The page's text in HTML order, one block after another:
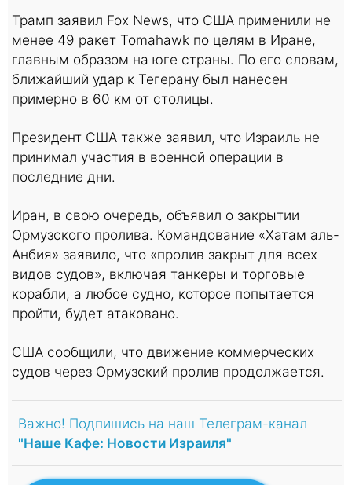
Трамп заявил Fox News, что США применили не
менее 49 ракет Tomahawk по целям в Иране,
главным образом на юге страны. По его словам,
ближайший удар к Тегерану был нанесен
примерно в 60 км от столицы.
Президент США также заявил, что Израиль не
принимал участия в военной операции в
поcледние дни.
Иран, в свою очередь, объявил о закрытии
Ормузского пролива. Командование «Хатам аль-
Анбия» заявило, что «пролив закрыт для всех
видов судов», включая танкеры и торговые
корабли, а любое судно, которое попытается
пройти, будет атаковано.
США сообщили, что движение коммерческих
судов через Ормузский пролив продолжается.
Важно! Подпишись на наш Телеграм-канал
"Наше Кафе: Новости Израиля"